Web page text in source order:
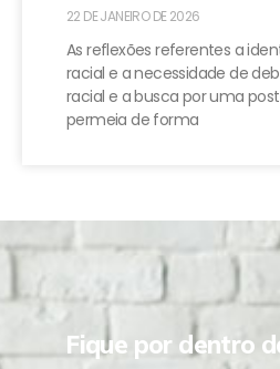
22 DE JANEIRO DE 2026
As reflexões referentes a
racial e a necessidade de
racial e a busca por uma
permeia de forma
Fique por dentro